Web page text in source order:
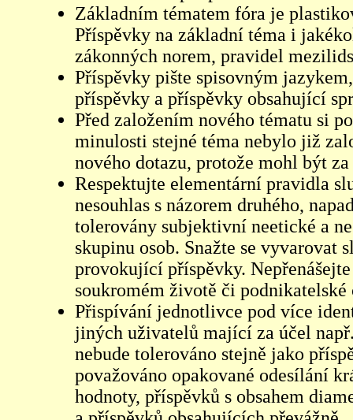
Základním tématem fóra je
Příspěvky na základní téma i
zákonných norem, pravidel
Příspěvky pište spisovným
příspěvky a příspěvky obsahující
Před založením nového tématu si
minulosti stejné téma nebylo již
nového dotazu, protože mohl být
Respektujte elementární pravidla
nesouhlas s názorem druhého,
tolerovány subjektivní neetické a
skupinu osob. Snažte se vyvarovat
provokující příspěvky.
soukromém životě či podnikatelské
Přispívání jednotlivce pod více
jiných uživatelů mající za účel
nebude tolerováno stejně jako
považováno opakované odesílání
hodnoty, příspěvků s obsahem